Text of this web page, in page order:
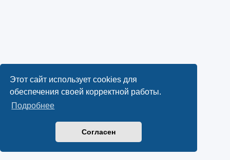
Этот сайт использует cookies для
обеспечения своей корректной работы.
Подробнее
Согласен